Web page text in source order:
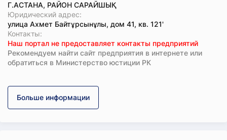
Г.АСТАНА, РАЙОН САРАЙШЫҚ
Юридический адрес:
улица Ахмет Байтұрсынұлы, дом 41, кв. 121'
Koнтaкты:
Наш портал не предоставляет контакты предприятий
Рекомендуем найти сайт предприятия в интернете или
обратиться в Министерство юстиции РК
Больше информации